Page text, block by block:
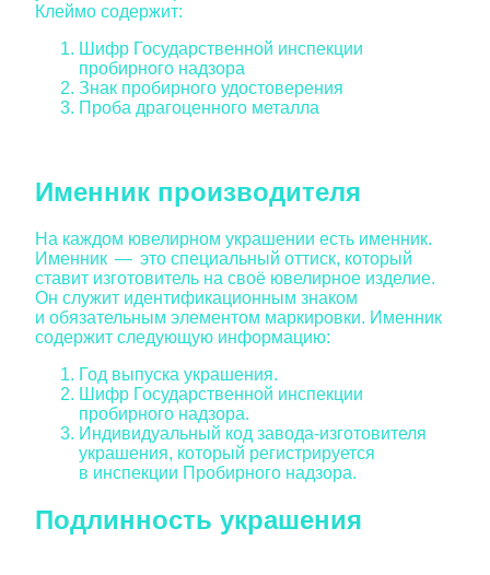
Клеймо содержит:
Шифр Государственной инспекции
пробирного надзора
Знак пробирного удостоверения
Проба драгоценного металла
Именник производителя
На каждом ювелирном украшении есть именник.
Именник — это специальный оттиск, который
ставит изготовитель на своё ювелирное изделие.
Он служит идентификационным знаком
и обязательным элементом маркировки. Именник
содержит следующую информацию:
Год выпуска украшения.
Шифр Государственной инспекции
пробирного надзора.
Индивидуальный код завода-изготовителя
украшения, который регистрируется
в инспекции Пробирного надзора.
Подлинность украшения